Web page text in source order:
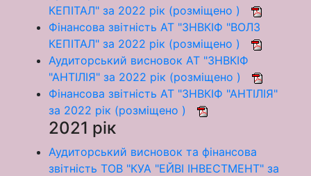
КЕПІТАЛ" за 2022 рік (розміщено )
Фінансова звітність АТ "ЗНВКІФ "ВОЛЗ
КЕПІТАЛ" за 2022 рік (розміщено )
Аудиторський висновок АТ "ЗНВКІФ
"АНТІЛІЯ" за 2022 рік (розміщено )
Фінансова звітність АТ "ЗНВКІФ "АНТІЛІЯ"
за 2022 рік (розміщено )
2021 рік
Аудиторський висновок та фінансова
звітність ТОВ "КУА "ЕЙВІ ІНВЕСТМЕНТ" за